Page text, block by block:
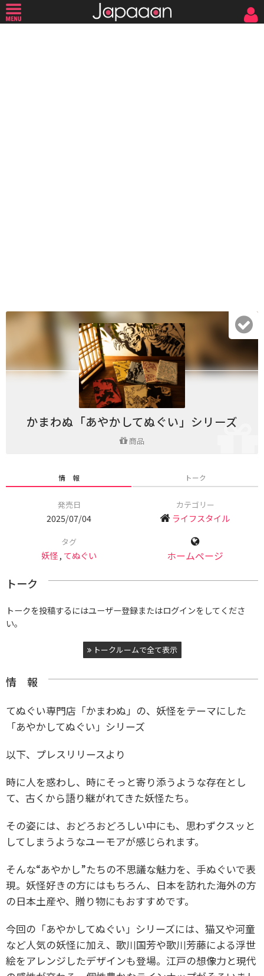
かまわぬ「あやかしてぬぐい」シリーズ
商品
情 報 トーク
発売日
2025/07/04
カテゴリー
ライフスタイル
タグ
妖怪, てぬぐい ホームページ
トーク
トークを投稿するにはユーザー登録またはログインをしてくださ
い。
トークルームで全て表示
情 報
てぬぐい専門店「かまわぬ」の、妖怪をテーマにした
「あやかしてぬぐい」シリーズ
以下、プレスリリースより
時に人を惑わし、時にそっと寄り添うような存在とし
て、古くから語り継がれてきた妖怪たち。
その姿には、おどろおどろしい中にも、思わずクスッと
してしまうようなユーモアが感じられます。
そんな“あやかし”たちの不思議な魅力を、手ぬぐいで表
現。妖怪好きの方にはもちろん、日本を訪れた海外の方
の日本土産や、贈り物にもおすすめです。
今回の「あやかしてぬぐい」シリーズには、猫又や河童
など人気の妖怪に加え、歌川国芳や歌川芳藤による浮世
絵をアレンジしたデザインも登場。江戸の想像力と現代